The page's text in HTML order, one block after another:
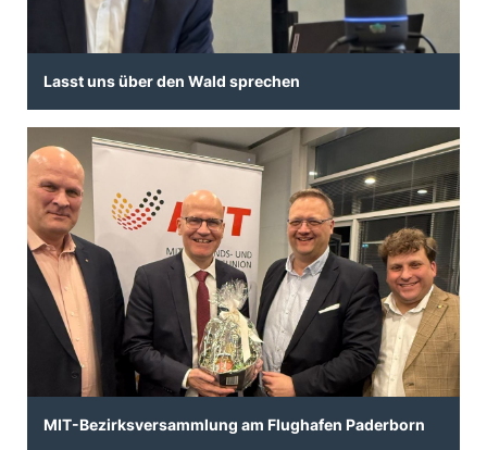
Lasst uns über den Wald sprechen
MIT-Bezirksversammlung am Flughafen Paderborn